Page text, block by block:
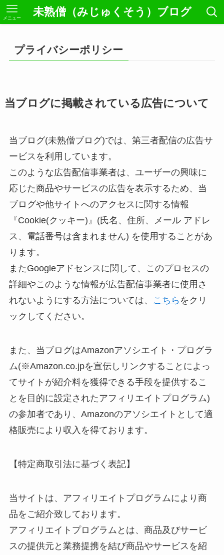
未熟僧（みじゅくそう）ブログ
メニュー
プライバシーポリシー
当ブログに掲載されている広告について
当ブログ(未熟僧ブログ)では、第三者配信の広告サ
ービスを利用しています。
このような広告配信事業者は、ユーザーの興味に
応じた商品やサービスの広告を表示するため、当
ブログや他サイトへのアクセスに関する情報
『Cookie(クッキー)』(氏名、住所、メール アドレ
ス、電話番号は含まれません) を使用することがあ
ります。
またGoogleアドセンスに関して、このプロセスの
詳細やこのような情報が広告配信事業者に使用さ
れないようにする方法については、
こちら をクリ
ックしてください。
また、当ブログはAmazonアソシエイト・プログラ
ム(※Amazon.co.jpを宣伝しリンクすることによっ
てサイトが紹介料を獲得できる手段を提供するこ
とを目的に設定されたアフィリエイトプログラム)
の参加者であり、Amazonのアソシエイトとして適
格販売により収入を得ております。
【特定商取引法に基づく表記】
当サイトは、アフィリエイトプログラムにより商
品をご紹介致しております。
アフィリエイトプログラムとは、商品及びサービ
スの提供元と業務提携を結び商品やサービスを紹